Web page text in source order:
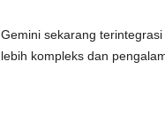
Gemini sekarang
lebih kompleks dan